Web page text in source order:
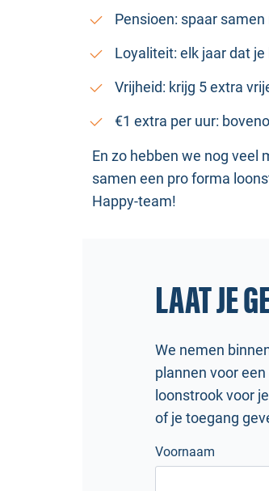
Pensioen: spaar
Loyaliteit: elk jaar dat
Vrijheid: krijg 5 extra
€1 extra per uur:
En zo hebben we nog veel
samen een pro forma
Happy-team!
LAAT JE
We nemen
plannen voor
loonstrook voor
of je toegang
Voornaam